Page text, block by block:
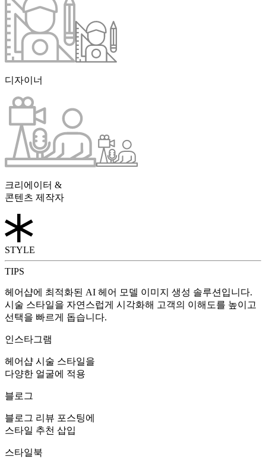
디자이너
크리에이터 &
콘텐츠 제작자
STYLE
TIPS
헤어샵에 최적화된 AI 헤어 모델 이미지 생성 솔루션입니다.
시술 스타일을 자연스럽게 시각화해 고객의 이해도를 높이고
선택을 빠르게 돕습니다.
인스타그램
헤어샵 시술 스타일을
다양한 얼굴에 적용
블로그
블로그 리뷰 포스팅에
스타일 추천 삽입
스타일북